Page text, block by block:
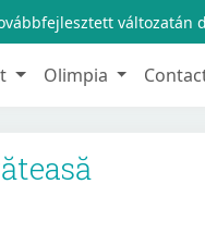
változatán
Olimpia